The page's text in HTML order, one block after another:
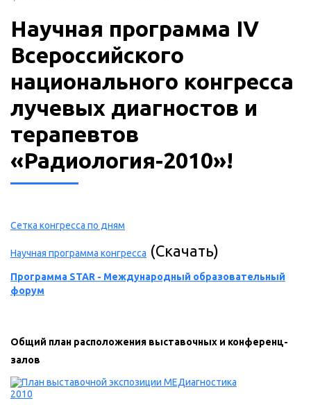
Научная программа IV
Всероссийского
национального конгресса
лучевых диагностов и
терапевтов
«Радиология-2010»!
Сетка конгресса по дням
Научная программа конгресса (Скачать)
Программа STAR - Международный образовательный
форум
Общий план расположения выставочных и конференц-
залов